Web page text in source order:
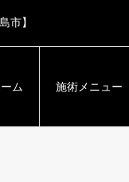
市】
ム 施術メニュー